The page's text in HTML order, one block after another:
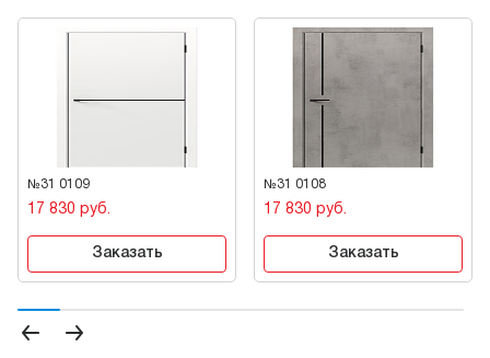
№31 0109
17 830 руб.
Заказать
№31 0108
17 830 руб.
Заказать